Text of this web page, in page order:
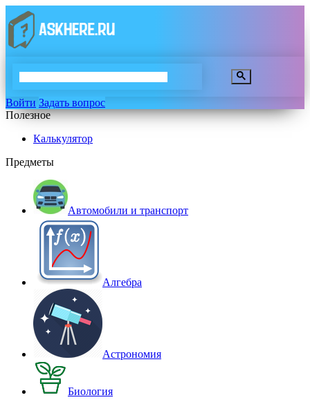
Войти Задать вопрос
Полезное
Калькулятор
Предметы
Автомобили и транспорт
Алгебра
Астрономия
Биология